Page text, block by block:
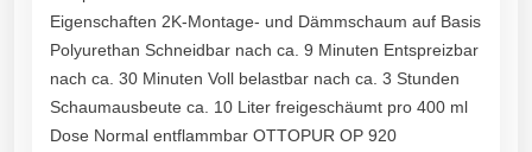
Eigenschaften 2K-Montage- und Dämmschaum auf Basis
Polyurethan Schneidbar nach ca. 9 Minuten Entspreizbar
nach ca. 30 Minuten Voll belastbar nach ca. 3 Stunden
Schaumausbeute ca. 10 Liter freigeschäumt pro 400 ml
Dose Normal entflammbar OTTOPUR OP 920